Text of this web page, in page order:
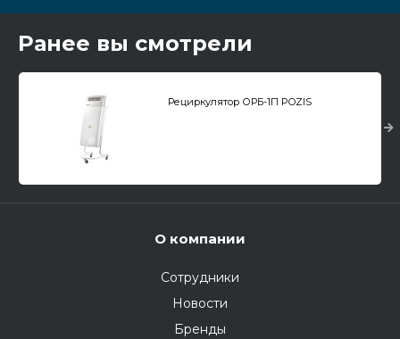
Ранее вы смотрели
Рециркулятор ОРБ-1П POZIS
О компании
Сотрудники
Новости
Бренды